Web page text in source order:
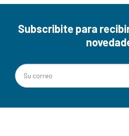
Subscribite para